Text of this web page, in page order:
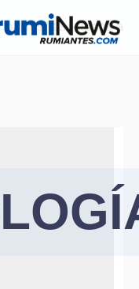
asociados a